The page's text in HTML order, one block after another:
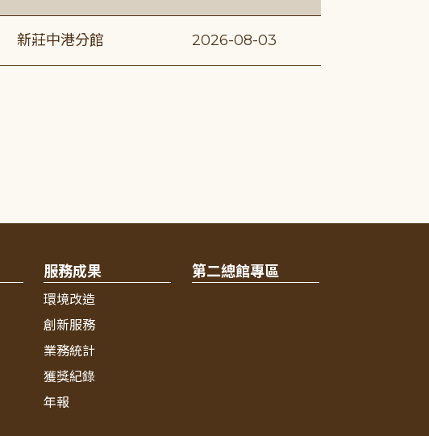
新莊中港分館 2026-08-03
服務成果
環境改造
創新服務
業務統計
獲獎紀錄
年報
第二總館專區